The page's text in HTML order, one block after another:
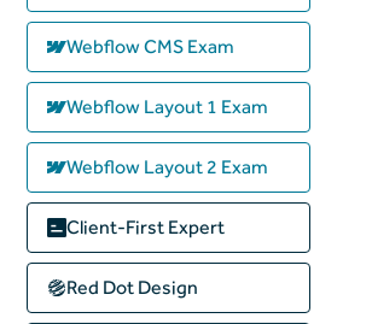
Webflow CMS Exam
Webflow Layout 1 Exam
Webflow Layout 2 Exam
Client-First Expert
Red Dot Design